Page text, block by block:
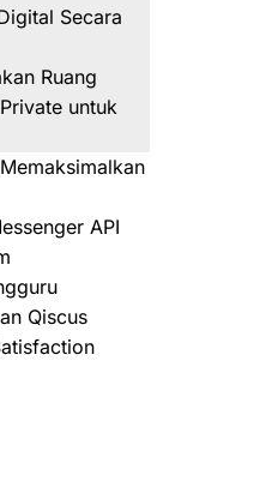
Secara
Ruang
untuk
API
Qiscus